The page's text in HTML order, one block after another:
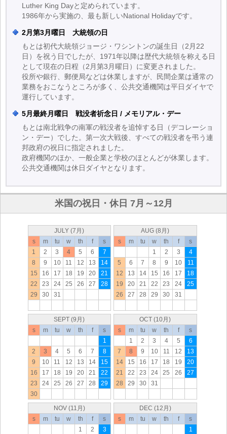
Luther King Dayと定められています。
1986年から実施の、最も新しいNational Holidayです。
2月第3月曜日 大統領の日
もとは初代大統領ジョージ・ワシントンの誕生日（2月22
日）を祝う日でしたが、1971年以降は歴代大統領を称える日
として現在の日程（2月第3月曜日）に変更されました。
役所や銀行、郵便局などは休業しますが、民間企業は通常の
業務をおこなうところが多く、公共交通機関は平日ダイヤで
運行しています。
5月最終月曜日 戦没者祈念日 / メモリアル・デー
もとは南北戦争の南軍の戦没者を追悼する日（デコレーショ
ン・デー）でした。第一次大戦後、すべての戦没者を弔う連
邦政府の祝日に指定されました。
政府機関のほか、一般企業と学校のほとんどが休業します。
公共交通機関は休日ダイヤとなります。
米国の祝日・休日 7月～12月
JULY (7月)
s
m tu w th f
s
1
2 3 4 5 6
7
8
9 10 11 12 13
14
15
16 17 18 19 20
21
22
23 24 25 26 27
28
29
30 31
AUG (8月)
s
m tu w th f
s
1
2 3
4
5
6 7 8 9 10
11
12
13 14 15 16 17
18
19
20 21 22 23 24
25
26
27 28 29 30 31
SEPT (9月)
s
m tu w th f
s
1
2
3 4 5 6 7
8
9
10 11 12 13 14
15
16
17 18 19 20 21
22
23
24 25 26 27 28
29
30
OCT (10月)
s
m tu w th f
s
1
2 3 4 5
6
7
8 9 10 11 12
13
14
15 16 17 18 19
20
21
22 23 24 25 26
27
28
29 30 31
NOV (11月)
s
m tu w th f
s
1
2
3
DEC (12月)
s
m tu w th f
s
1